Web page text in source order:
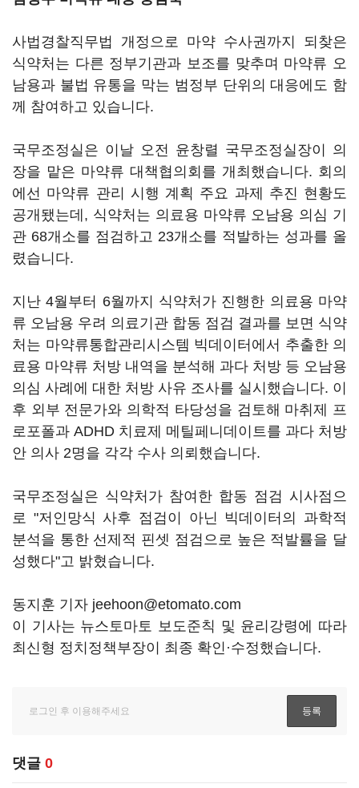
사법경찰직무법 개정으로 마약 수사권까지 되찾은
식약처는 다른 정부기관과 보조를 맞추며 마약류 오
남용과 불법 유통을 막는 범정부 단위의 대응에도 함
께 참여하고 있습니다.
국무조정실은 이날 오전 윤창렬 국무조정실장이 의
장을 맡은 마약류 대책협의회를 개최했습니다. 회의
에선 마약류 관리 시행 계획 주요 과제 추진 현황도
공개됐는데, 식약처는 의료용 마약류 오남용 의심 기
관 68개소를 점검하고 23개소를 적발하는 성과를 올
렸습니다.
지난 4월부터 6월까지 식약처가 진행한 의료용 마약
류 오남용 우려 의료기관 합동 점검 결과를 보면 식약
처는 마약류통합관리시스템 빅데이터에서 추출한 의
료용 마약류 처방 내역을 분석해 과다 처방 등 오남용
의심 사례에 대한 처방 사유 조사를 실시했습니다. 이
후 외부 전문가와 의학적 타당성을 검토해 마취제 프
로포폴과 ADHD 치료제 메틸페니데이트를 과다 처방
안 의사 2명을 각각 수사 의뢰했습니다.
국무조정실은 식약처가 참여한 합동 점검 시사점으
로 "저인망식 사후 점검이 아닌 빅데이터의 과학적
분석을 통한 선제적 핀셋 점검으로 높은 적발률을 달
성했다"고 밝혔습니다.
동지훈 기자 jeehoon@etomato.com
이 기사는 뉴스토마토 보도준칙 및 윤리강령에 따라
최신형 정치정책부장이 최종 확인·수정했습니다.
댓글 0